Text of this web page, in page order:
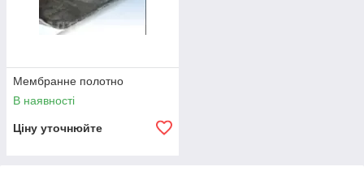
Мембранне полотно
В наявності
Ціну уточнюйте